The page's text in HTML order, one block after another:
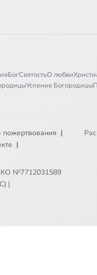
БогСвятостьО любви
Успение Богородицы
пожертвования |
|
№7712031589
|